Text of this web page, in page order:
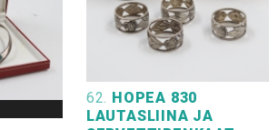
62. HOPEA 830
LAUTASLIINA JA